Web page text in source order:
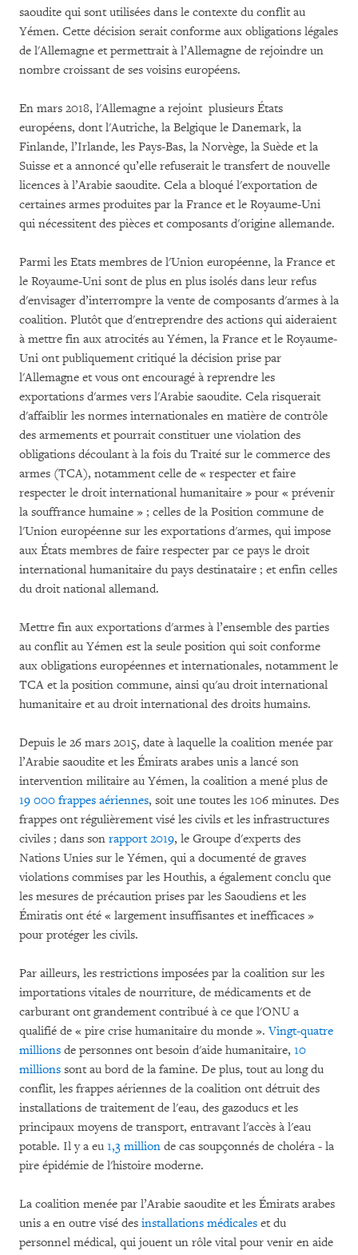
saoudite qui sont utilisées dans le contexte du conflit au
Yémen. Cette décision serait conforme aux obligations légales
de l'Allemagne et permettrait à l’Allemagne de rejoindre un
nombre croissant de ses voisins européens.
En mars 2018, l'Allemagne a rejoint plusieurs États
européens, dont l'Autriche, la Belgique le Danemark, la
Finlande, l’Irlande, les Pays-Bas, la Norvège, la Suède et la
Suisse et a annoncé qu’elle refuserait le transfert de nouvelle
licences à l’Arabie saoudite. Cela a bloqué l'exportation de
certaines armes produites par la France et le Royaume-Uni
qui nécessitent des pièces et composants d'origine allemande.
Parmi les Etats membres de l'Union européenne, la France et
le Royaume-Uni sont de plus en plus isolés dans leur refus
d'envisager d’interrompre la vente de composants d'armes à la
coalition. Plutôt que d'entreprendre des actions qui aideraient
à mettre fin aux atrocités au Yémen, la France et le Royaume-
Uni ont publiquement critiqué la décision prise par
l'Allemagne et vous ont encouragé à reprendre les
exportations d'armes vers l'Arabie saoudite. Cela risquerait
d'affaiblir les normes internationales en matière de contrôle
des armements et pourrait constituer une violation des
obligations découlant à la fois du Traité sur le commerce des
armes (TCA), notamment celle de « respecter et faire
respecter le droit international humanitaire » pour « prévenir
la souffrance humaine » ; celles de la Position commune de
l'Union européenne sur les exportations d'armes, qui impose
aux États membres de faire respecter par ce pays le droit
international humanitaire du pays destinataire ; et enfin celles
du droit national allemand.
Mettre fin aux exportations d'armes à l’ensemble des parties
au conflit au Yémen est la seule position qui soit conforme
aux obligations européennes et internationales, notamment le
TCA et la position commune, ainsi qu'au droit international
humanitaire et au droit international des droits humains.
Depuis le 26 mars 2015, date à laquelle la coalition menée par
l’Arabie saoudite et les Émirats arabes unis a lancé son
intervention militaire au Yémen, la coalition a mené plus de
19 000 frappes aériennes, soit une toutes les 106 minutes. Des
frappes ont régulièrement visé les civils et les infrastructures
civiles ; dans son rapport 2019, le Groupe d'experts des
Nations Unies sur le Yémen, qui a documenté de graves
violations commises par les Houthis, a également conclu que
les mesures de précaution prises par les Saoudiens et les
Émiratis ont été « largement insuffisantes et inefficaces »
pour protéger les civils.
Par ailleurs, les restrictions imposées par la coalition sur les
importations vitales de nourriture, de médicaments et de
carburant ont grandement contribué à ce que l'ONU a
qualifié de « pire crise humanitaire du monde ».Vingt-quatre
millions de personnes ont besoin d'aide humanitaire, 10
millions sont au bord de la famine. De plus, tout au long du
conflit, les frappes aériennes de la coalition ont détruit des
installations de traitement de l'eau, des gazoducs et les
principaux moyens de transport, entravant l'accès à l'eau
potable. Il y a eu 1,3 million de cas soupçonnés de choléra - la
pire épidémie de l'histoire moderne.
La coalition menée par l’Arabie saoudite et les Émirats arabes
unis a en outre visé des installations médicales et du
personnel médical, qui jouent un rôle vital pour venir en aide